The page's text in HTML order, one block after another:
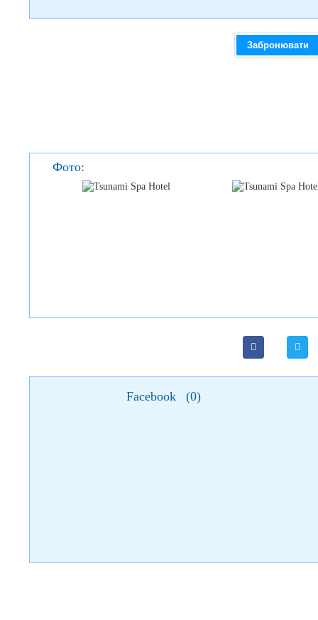
Забронювати
Фото:
Facebook (0)